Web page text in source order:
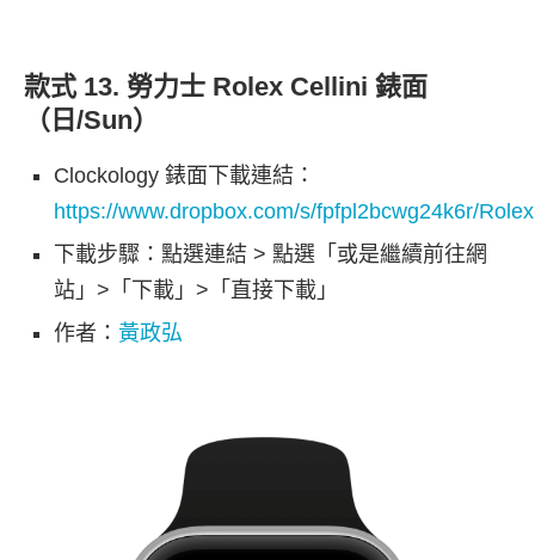
款式 13. 勞力士 Rolex Cellini 錶面
（日/Sun）
Clockology 錶面下載連結：
https://www.dropbox.com/s/fpfpl2bcwg24k6r/
下載步驟：點選連結 > 點選「或是繼續前往網
站」>「下載」>「直接下載」
作者： 黃政弘